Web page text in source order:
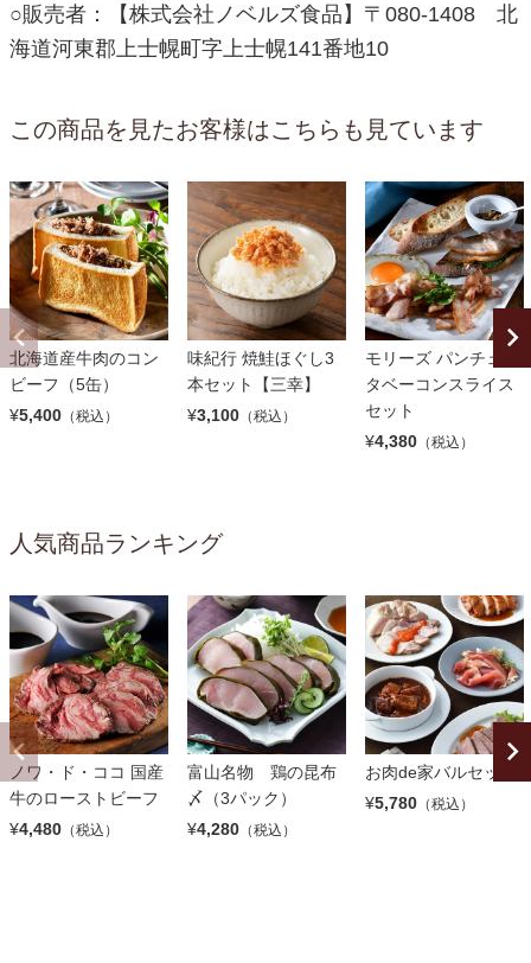
○販売者：【株式会社ノベルズ食品】〒080-1408 北
海道河東郡上士幌町字上士幌141番地10
この商品を見たお客様はこちらも見ています
北海道産牛肉のコン
ビーフ（5缶）
¥5,400 （税込）
味紀行 焼鮭ほぐし3
本セット【三幸】
¥3,100 （税込）
モリーズ パンチェッ
タベーコンスライス
セット
¥4,380 （税込）
人気商品ランキング
ノワ・ド・ココ 国産
牛のローストビーフ
¥4,480 （税込）
富山名物 鶏の昆布
〆（3パック）
¥4,280 （税込）
お肉de家バルセット
¥5,780 （税込）